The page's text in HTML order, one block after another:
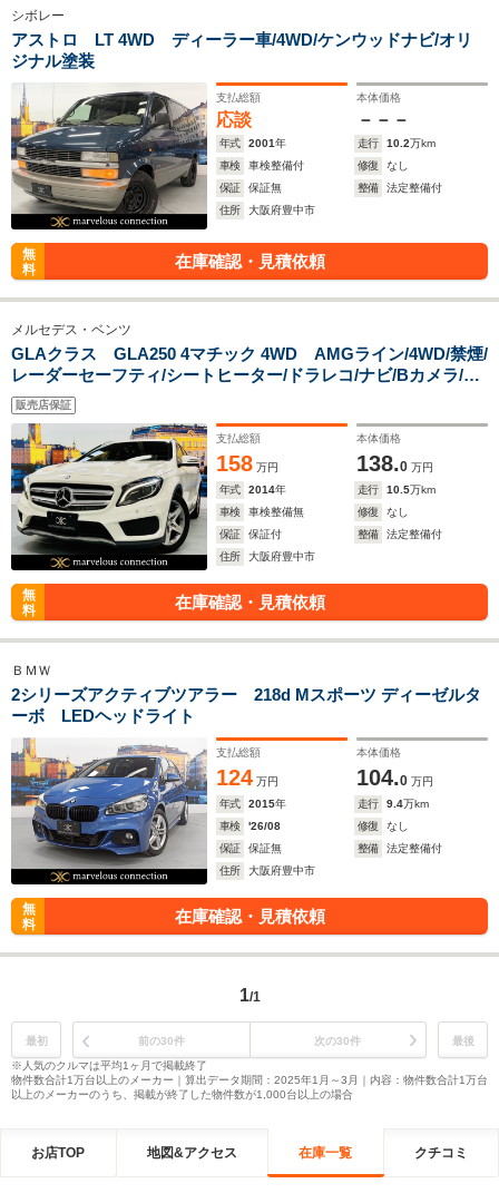
シボレー
アストロ LT 4WD ディーラー車/4WD/ケンウッドナビ/オリ
ジナル塗装
支払総額
応談
本体価格
－－－
年式 2001年 走行 10.2万km
車検
車検整備付 修復
なし
保証
保証無 整備
法定整備付
住所
大阪府豊中市
無
料
在庫確認・見積依頼
メルセデス・ベンツ
GLAクラス GLA250 4マチック 4WD AMGライン/4WD/禁煙/
レーダーセーフティ/シートヒーター/ドラレコ/ナビ/Bカメラ/パ
ワーシート
販売店保証
支払総額
158 万円
本体価格
138.0 万円
年式
2014年 走行 10.5万km
車検
車検整備無 修復
なし
保証
保証付 整備
法定整備付
住所
大阪府豊中市
無
料
在庫確認・見積依頼
ＢＭＷ
2シリーズアクティブツアラー 218d Mスポーツ ディーゼルタ
ーボ LEDヘッドライト
支払総額
124 万円
本体価格
104.0 万円
年式
2015年 走行 9.4万km
車検
'26/08 修復
なし
保証
保証無 整備
法定整備付
住所
大阪府豊中市
無
料
在庫確認・見積依頼
1/1
最初 前の30件 次の30件
最後
※人気のクルマは平均1ヶ月で掲載終了
物件数合計1万台以上のメーカー｜算出データ期間：2025年1月～3月｜内容：物件数合計1万台
以上のメーカーのうち、掲載が終了した物件数が1,000台以上の場合
お店TOP 地図&アクセス 在庫一覧 クチコミ